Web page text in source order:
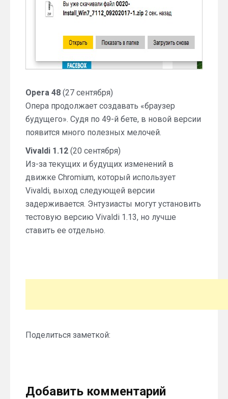
Opera 48 (27 сентября)
Опера продолжает создавать «браузер
будущего». Судя по 49-й бете, в новой версии
появится много полезных мелочей.
Vivaldi 1.12 (20 сентября)
Из-за текущих и будущих изменений в
движке Chromium, который использует
Vivaldi, выход следующей версии
задерживается. Энтузиасты могут установить
тестовую версию Vivaldi 1.13, но лучше
ставить ее отдельно.
Поделиться заметкой:
Добавить комментарий